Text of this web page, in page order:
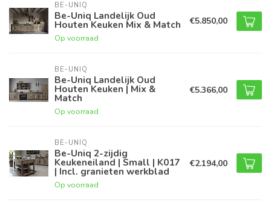
BE-UNIQ
Be-Uniq Landelijk Oud
Houten Keuken Mix & Match
Op voorraad
€5.850,00
BE-UNIQ
Be-Uniq Landelijk Oud
Houten Keuken | Mix &
Match
Op voorraad
€5.366,00
BE-UNIQ
Be-Uniq 2-zijdig
Keukeneiland | Small | K017
| Incl. granieten werkblad
Op voorraad
€2.194,00